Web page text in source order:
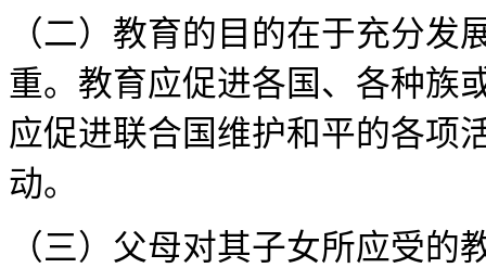
（二）教育的目的在于充分
重。教育应促进各国、各种族
应促进联合国维护和平的各项
（三）父母对其子女所应受